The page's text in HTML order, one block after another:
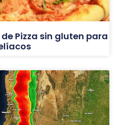
Pizza sin gluten para